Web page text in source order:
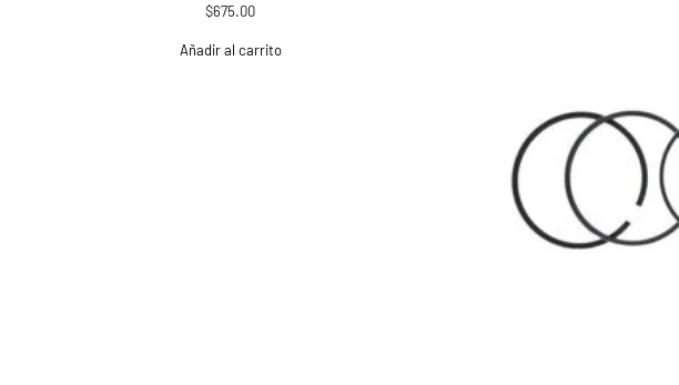
$675.00
Añadir al carrito